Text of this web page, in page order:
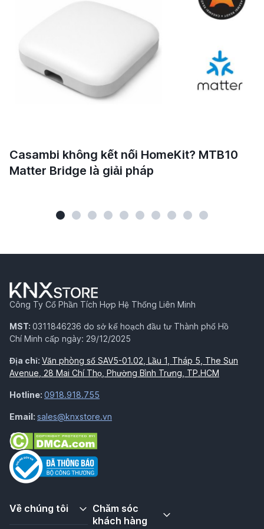
Casambi không kết nối HomeKit? MTB10
Matter Bridge là giải pháp
Công Ty Cổ Phần Tích Hợp Hệ Thống Liên Minh
MST: 0311846236 do sở kế hoạch đầu tư Thành phố Hồ
Chí Minh cấp ngày: 29/12/2025
Địa chỉ: Văn phòng số SAV5-01.02, Lầu 1, Tháp 5, The Sun
Avenue, 28 Mai Chí Thọ, Phường Bình Trưng, TP.HCM
Hotline: 0918.918.755
Email: sales@knxstore.vn
Về chúng tôi
Chăm sóc
khách hàng